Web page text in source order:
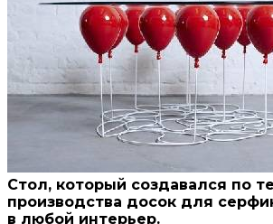
Стол, который создавался по
производства досок для
в любой интерьер.